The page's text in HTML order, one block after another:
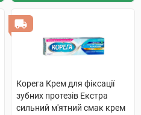
Корега Крем для фіксації
зубних протезів Екстра
сильний м'ятний смак крем